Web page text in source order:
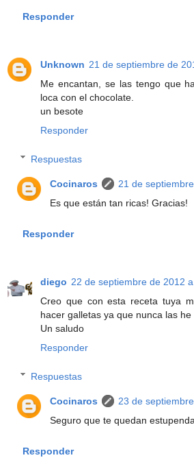
Responder
Unknown 21 de septiembre de
Me encantan, se las tengo que
loca con el chocolate.
un besote
Responder
Respuestas
Cocinaros
21 de
Es que están tan ricas! Gracias!
Responder
diego 22 de septiembre de 2012
Creo que con esta receta tuya
hacer galletas ya que nunca las he
Un saludo
Responder
Respuestas
Cocinaros
23 de
Seguro que te quedan
Responder